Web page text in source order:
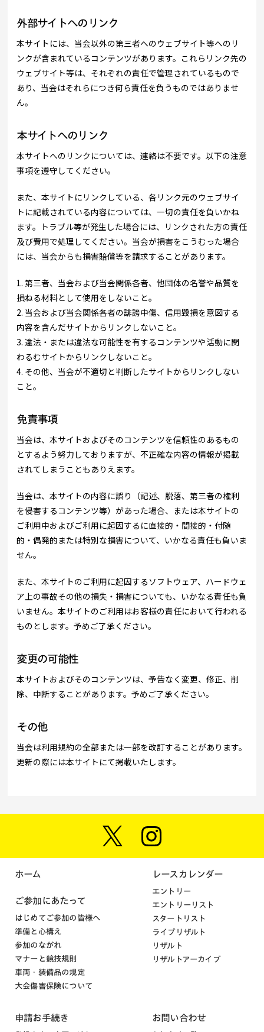
外部サイトへのリンク
本サイトには、当会以外の第三者へのウェブサイト等へのリ
ンクが含まれているコンテンツがあります。これらリンク先の
ウェブサイト等は、それぞれの責任で管理されているもので
あり、当会はそれらにつき何ら責任を負うものではありませ
ん。
本サイトへのリンク
本サイトへのリンクについては、連絡は不要です。以下の注意
事項を遵守してください。
また、本サイトにリンクしている、各リンク元のウェブサイ
トに記載されている内容については、一切の責任を負いかね
ます。トラブル等が発生した場合には、リンクされた方の責任
及び費用で処理してください。当会が損害をこうむった場合
には、当会からも損害賠償等を請求することがあります。
1. 第三者、当会および当会関係各者、他団体の名誉や品質を
損ねる材料として使用をしないこと。
2. 当会および当会関係各者の誹謗中傷、信用毀損を意図する
内容を含んだサイトからリンクしないこと。
3. 違法・または違法な可能性を有するコンテンツや活動に関
わるむサイトからリンクしないこと。
4. その他、当会が不適切と判断したサイトからリンクしない
こと。
免責事項
当会は、本サイトおよびそのコンテンツを信頼性のあるもの
とするよう努力しておりますが、不正確な内容の情報が掲載
されてしまうこともありえます。
当会は、本サイトの内容に誤り（記述、脱落、第三者の権利
を侵害するコンテンツ等）があった場合、または本サイトの
ご利用中およびご利用に起因するに直接的・間接的・付随
的・偶発的または特別な損害について、いかなる責任も負いま
せん。
また、本サイトのご利用に起因するソフトウェア、ハードウェ
ア上の事故その他の損失・損害についても、いかなる責任も負
いません。本サイトのご利用はお客様の責任において行われる
ものとします。予めご了承ください。
変更の可能性
本サイトおよびそのコンテンツは、予告なく変更、修正、削
除、中断することがあります。予めご了承ください。
その他
当会は利用規約の全部または一部を改訂することがあります。
更新の際には本サイトにて掲載いたします。
ホーム
ご参加にあたって
はじめてご参加の皆様へ
準備と心構え
参加のながれ
マナーと競技規則
車両・装備品の規定
大会傷害保険について
レースカレンダー
エントリー
エントリーリスト
スタートリスト
ライブリザルト
リザルト
リザルトアーカイブ
申請お手続き お問い合わせ